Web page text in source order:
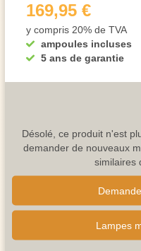
ampoules incluses
5 ans de garantie
169,95 €
y compris 20% de TVA
Désolé, ce produit n'est
demander de nouveaux
similaires
Lampes